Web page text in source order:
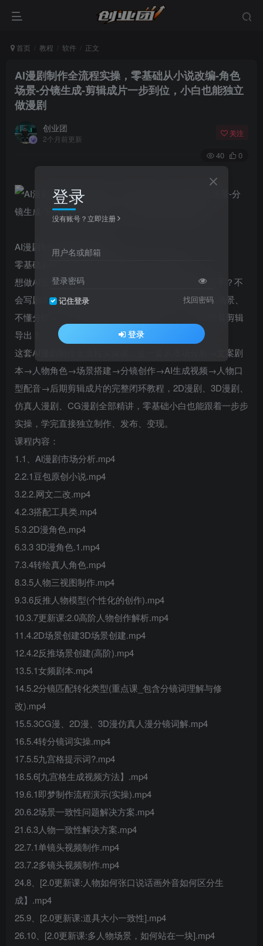
首页 教程 软件 正文
AI漫剧制作全流程实操，零基础从小说改编-角色
场景-分镜生成-剪辑成片一步到位，小白也能独立
做漫剧
创业团
2个月前更新
关注
40 0
AI漫剧制作全流程实操课
零基础从0到1完整打造2D/3D/仿真人AI漫剧
想做AI漫剧变现、蹭漫剧流量风口，却不知道从哪入手？不
会写剧本、不会改网文、不会做人物角色、不会搭建场景、
不懂分镜词、生成人物场景经常崩坏不一致、不会配音剪辑
导出？
这套AI漫剧制作全流程实操课，是一套从市场分析→文案剧
本→人物角色→场景搭建→分镜创作→AI生成视频→人物口
型配音→后期剪辑成片的完整闭环教程，2D漫剧、3D漫剧、
仿真人漫剧、CG漫剧全部精讲，零基础小白也能跟着一步步
实操，学完直接独立制作、发布、变现。
课程内容：
1.1、Al漫剧市场分析.mp4
2.2.1豆包原创小说.mp4
3.2.2.网文二改.mp4
4.2.3搭配工具类.mp4
5.3.2D漫角色.mp4
6.3.3 3D漫角色.1.mp4
7.3.4转绘真人角色.mp4
8.3.5人物三视图制作.mp4
9.3.6反推人物模型(个性化的创作).mp4
10.3.7更新课:2.0高阶人物创作解析.mp4
11.4.2D场景创建3D场景创建.mp4
12.4.2反推场景创建(高阶).mp4
13.5.1女频剧本.mp4
14.5.2分镜匹配转化类型(重点课_包含分镜词理解与修
改).mp4
15.5.3CG漫、2D漫、3D漫仿真人漫分镜词解.mp4
16.5.4转分镜词实操.mp4
17.5.5九宫格提示词?.mp4
18.5.6[九宫格生成视频方法】.mp4
19.6.1即梦制作流程演示(实操).mp4
20.6.2场景一致性问题解决方案.mp4
21.6.3人物一致性解决方案.mp4
22.7.1单镜头视频制作.mp4
23.7.2多镜头视频制作.mp4
24.8、[2.0更新课:人物如何张口说话画外音如何区分生
成】.mp4
25.9、[2.0更新课:道具大小一致性].mp4
26.10、[2.0更新课:多人物场景，如何站在一块].mp4
登录
没有账号？立即注册
用户名或邮箱
登录密码
记住登录 找回密码
登录